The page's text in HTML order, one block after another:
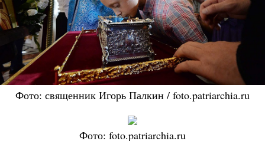
Фото: священник Игорь Палкин / foto.patriarchia.ru
Фото: foto.patriarchia.ru